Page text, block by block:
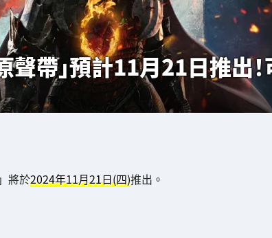
聲帶」預計11月21日推出
將於2024年11月21日(四)推出。